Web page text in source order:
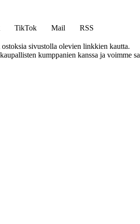
TikTok Mail
RSS
sivustolla olevien linkkien kautta.
kumppanien kanssa ja voimme